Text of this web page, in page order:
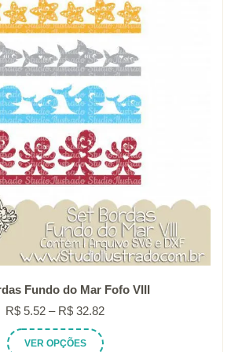
podem
ser
escolhidas
na
do
produto
Fundo do Mar Fofo VIII
R$ 5.52 – R$ 32.82Faixa
VER OPÇÕES